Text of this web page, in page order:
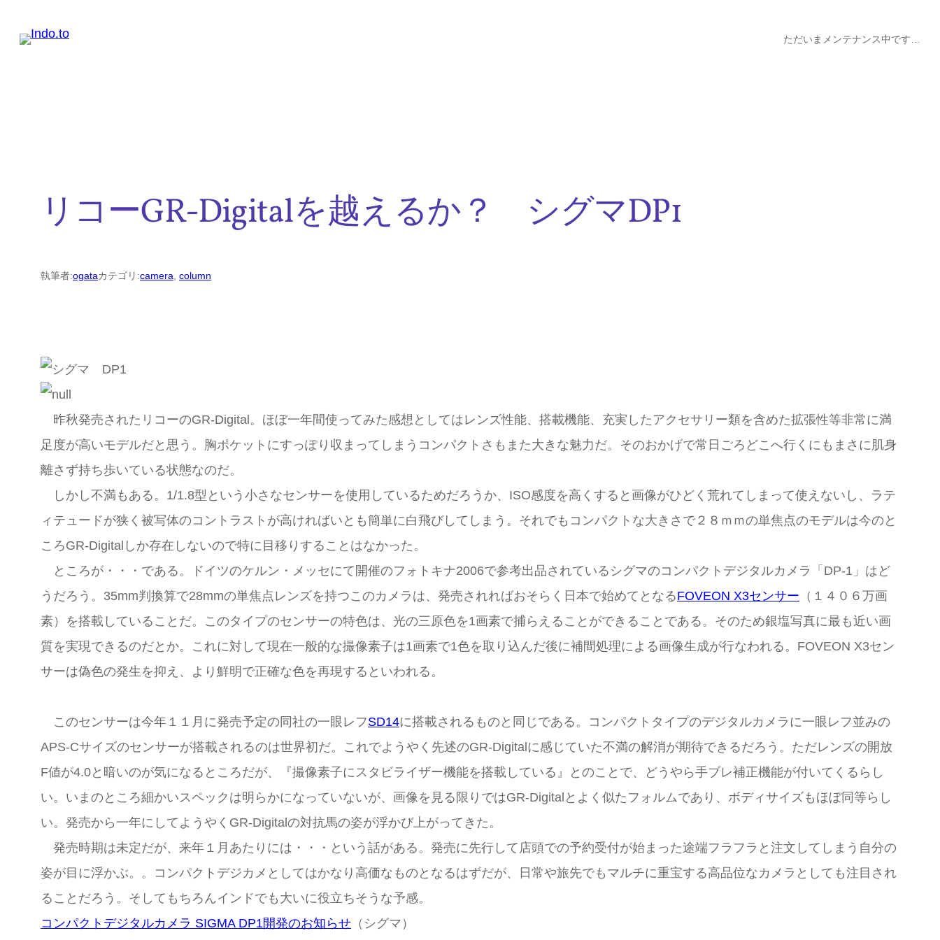
ただいまメンテナンス中です…
リコーGR-Digitalを越えるか？ シグマDP1
執筆者:ogataカテゴリ:camera, column
昨秋発売されたリコーのGR-Digital。ほぼ一年間使ってみた感想としてはレンズ性能、搭載機能、充実したアクセサリー類を含めた拡張性等非常に満
足度が高いモデルだと思う。胸ポケットにすっぽり収まってしまうコンパクトさもまた大きな魅力だ。そのおかげで常日ごろどこへ行くにもまさに肌身
離さず持ち歩いている状態なのだ。
しかし不満もある。1/1.8型という小さなセンサーを使用しているためだろうか、ISO感度を高くすると画像がひどく荒れてしまって使えないし、ラテ
ィテュードが狭く被写体のコントラストが高ければいとも簡単に白飛びしてしまう。それでもコンパクトな大きさで２８ｍｍの単焦点のモデルは今のと
ころGR-Digitalしか存在しないので特に目移りすることはなかった。
ところが・・・である。ドイツのケルン・メッセにて開催のフォトキナ2006で参考出品されているシグマのコンパクトデジタルカメラ「DP-1」はど
うだろう。35mm判換算で28mmの単焦点レンズを持つこのカメラは、発売されればおそらく日本で始めてとなるFOVEON X3センサー （１４０６万画
素）を搭載していることだ。このタイプのセンサーの特色は、光の三原色を1画素で捕らえることができることである。そのため銀塩写真に最も近い画
質を実現できるのだとか。これに対して現在一般的な撮像素子は1画素で1色を取り込んだ後に補間処理による画像生成が行なわれる。FOVEON X3セン
サーは偽色の発生を抑え、より鮮明で正確な色を再現するといわれる。
このセンサーは今年１１月に発売予定の同社の一眼レフSD14に搭載されるものと同じである。コンパクトタイプのデジタルカメラに一眼レフ並みの
APS-Cサイズのセンサーが搭載されるのは世界初だ。これでようやく先述のGR-Digitalに感じていた不満の解消が期待できるだろう。ただレンズの開放
F値が4.0と暗いのが気になるところだが、『撮像素子にスタビライザー機能を搭載している』とのことで、どうやら手ブレ補正機能が付いてくるらし
い。いまのところ細かいスペックは明らかになっていないが、画像を見る限りではGR-Digitalとよく似たフォルムであり、ボディサイズもほぼ同等らし
い。発売から一年にしてようやくGR-Digitalの対抗馬の姿が浮かび上がってきた。
発売時期は未定だが、来年１月あたりには・・・という話がある。発売に先行して店頭での予約受付が始まった途端フラフラと注文してしまう自分の
姿が目に浮かぶ。。コンパクトデジカメとしてはかなり高価なものとなるはずだが、日常や旅先でもマルチに重宝する高品位なカメラとしても注目され
ることだろう。そしてもちろんインドでも大いに役立ちそうな予感。
コンパクトデジタルカメラ SIGMA DP1開発のお知らせ （シグマ）